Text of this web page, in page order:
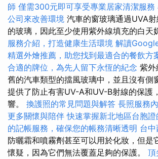
師 僅需300元即可享受專業居家清潔服務
公司來改善環境 汽車的窗玻璃通過UVA
的玻璃，因此至少使用紫外線填充的白天
服務介紹，打造健康生活環境 解讀
精選外燴推薦，助您找到最適合的餐飲方
合適的牌位，為先人留下永恆的紀念 紫外
舊的汽車類型的擋風玻璃中，並且沒有側
提供了防止有害UV-A和UV-B射線的保護
響。 換護照的常見問題與解答 長照服務
更多關懷與陪伴 快速掌握新北地區台胞
的記帳服務，確保您的帳務清晰透明 台
防曬霜和噴霧劑甚至可以用於化妝，但是
懷疑，因為它們無法覆蓋足夠的保護。 頂